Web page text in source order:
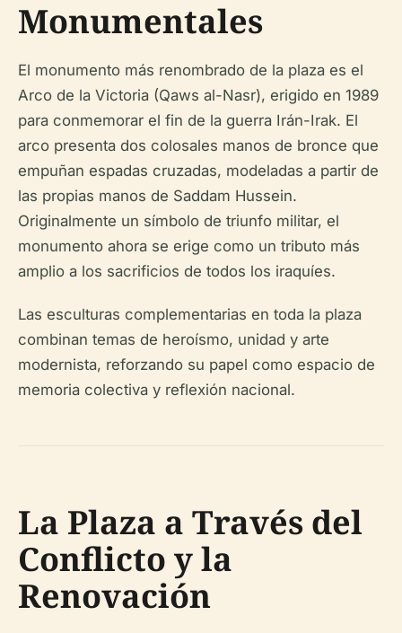
Monumentales
El monumento más renombrado de la plaza es el
Arco de la Victoria (Qaws al-Nasr), erigido en 1989
para conmemorar el fin de la guerra Irán-Irak. El
arco presenta dos colosales manos de bronce que
empuñan espadas cruzadas, modeladas a partir de
las propias manos de Saddam Hussein.
Originalmente un símbolo de triunfo militar, el
monumento ahora se erige como un tributo más
amplio a los sacrificios de todos los iraquíes.
Las esculturas complementarias en toda la plaza
combinan temas de heroísmo, unidad y arte
modernista, reforzando su papel como espacio de
memoria colectiva y reflexión nacional.
La Plaza a Través del
Conflicto y la
Renovación